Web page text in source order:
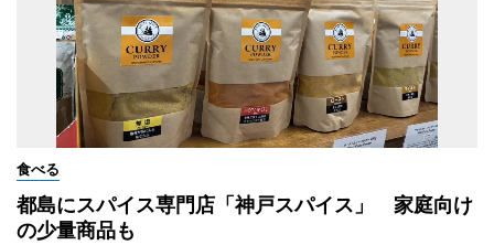
食べる
都島にスパイス専門店「神戸スパイス」 家庭向け
の少量商品も